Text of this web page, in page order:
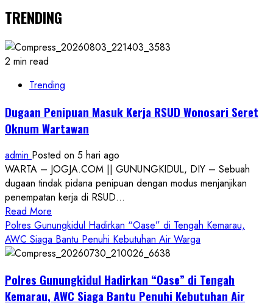
TRENDING
2 min read
Trending
Dugaan Penipuan Masuk Kerja RSUD Wonosari Seret
Oknum Wartawan
admin Posted on 5 hari ago
WARTA – JOGJA.COM || GUNUNGKIDUL, DIY – Sebuah
dugaan tindak pidana penipuan dengan modus menjanjikan
penempatan kerja di RSUD...
Read More
more
about
Dugaan
Masuk
Kerja
Polres Gunungkidul Hadirkan “Oase” di Tengah Kemarau,
AWC Siaga Bantu Penuhi Kebutuhan Air Warga
Polres Gunungkidul Hadirkan “Oase” di Tengah
Kemarau, AWC Siaga Bantu Penuhi Kebutuhan Air